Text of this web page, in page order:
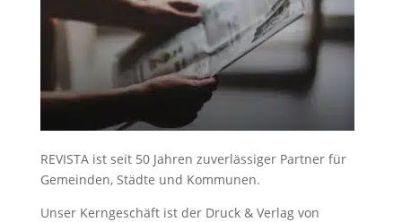
REVISTA ist seit 50 Jahren zuverlässiger Partner für
Gemeinden, Städte und Kommunen.
Unser Kerngeschäft ist der Druck & Verlag von